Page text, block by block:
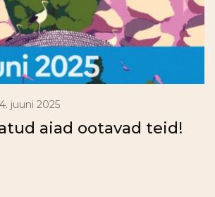
4. juuni 2025
aiad ootavad teid!